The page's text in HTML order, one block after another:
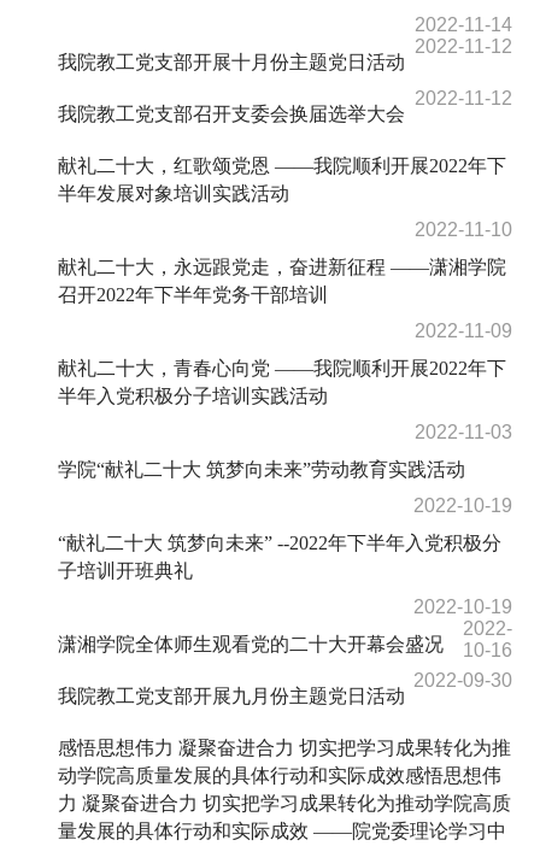
2022-11-14
我院教工党支部开展十月份主题党日活动
2022-11-12
我院教工党支部召开支委会换届选举大会
2022-11-12
献礼二十大，红歌颂党恩 ——我院顺利开展2022年下
半年发展对象培训实践活动
2022-11-10
献礼二十大，永远跟党走，奋进新征程 ——潇湘学院
召开2022年下半年党务干部培训
2022-11-09
献礼二十大，青春心向党 ——我院顺利开展2022年下
半年入党积极分子培训实践活动
2022-11-03
学院“献礼二十大 筑梦向未来”劳动教育实践活动
2022-10-19
“献礼二十大 筑梦向未来” --2022年下半年入党积极分
子培训开班典礼
2022-10-19
潇湘学院全体师生观看党的二十大开幕会盛况
2022-
10-16
我院教工党支部开展九月份主题党日活动
2022-09-30
感悟思想伟力 凝聚奋进合力 切实把学习成果转化为推
动学院高质量发展的具体行动和实际成效感悟思想伟
力 凝聚奋进合力 切实把学习成果转化为推动学院高质
量发展的具体行动和实际成效 ——院党委理论学习中